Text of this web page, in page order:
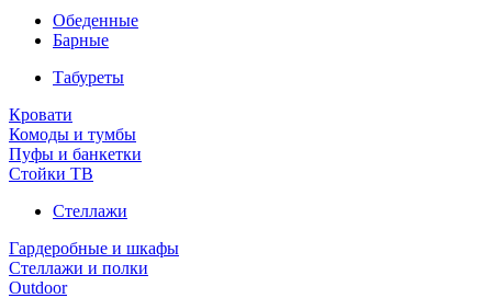
Обеденные
Барные
Табуреты
Кровати
Комоды и тумбы
Пуфы и банкетки
Стойки ТВ
Стеллажи
Гардеробные и шкафы
Стеллажи и полки
Outdoor